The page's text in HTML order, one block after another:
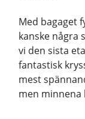
Med bagaget
kanske några
vi den sista
fantastisk
mest
men minnena